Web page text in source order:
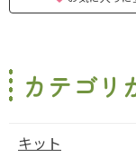
カテゴリ
キット